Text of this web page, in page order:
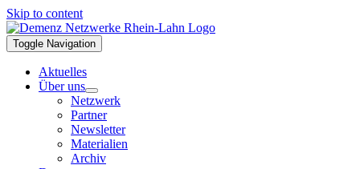
Skip to content
Toggle Navigation
Aktuelles
Über uns
Netzwerk
Partner
Newsletter
Materialien
Archiv